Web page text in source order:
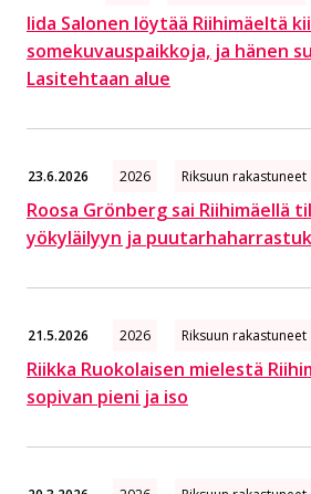
Iida Salonen löytää Riihimäeltä
somekuvauspaikkoja, ja hänen
Lasitehtaan alue
23.6.2026 2026 Riksuun rakastuneet
Roosa Grönberg sai Riihimäellä
yökyläilyyn ja
21.5.2026 2026 Riksuun rakastuneet
Riikka Ruokolaisen mielestä
sopivan pieni ja iso